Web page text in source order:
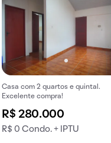
Casa com 2 quartos e quintal.
Excelente compra!
R$ 280.000
R$ 0 Condo. + IPTU